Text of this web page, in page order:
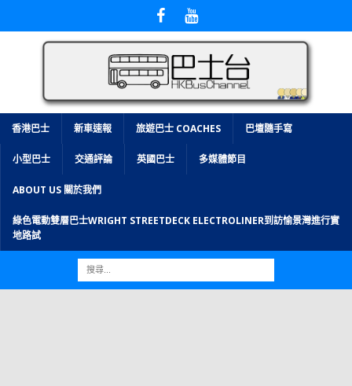
香港巴士 新車速報 旅遊巴士 COACHES 巴壇隨手寫
小型巴士 交通評論 英國巴士 多媒體節目
ABOUT US 關於我們
綠色電動雙層巴士WRIGHT STREETDECK ELECTROLINER到訪愉景灣進行實
地路試